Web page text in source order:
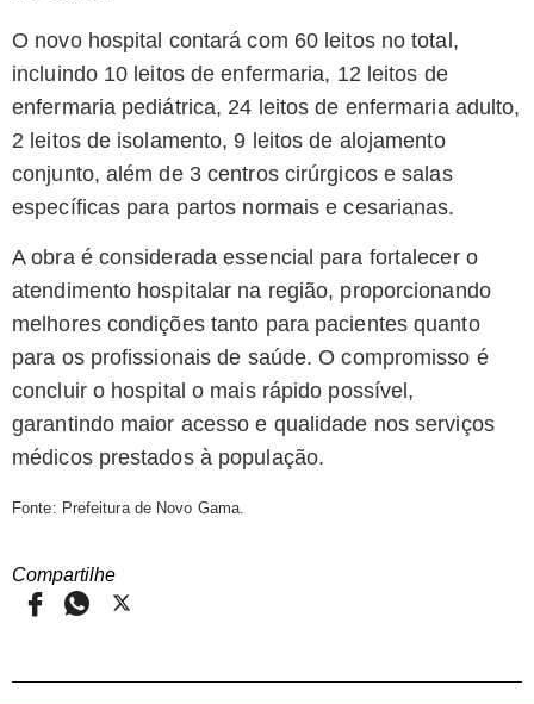
O novo hospital contará com 60 leitos no total,
incluindo 10 leitos de enfermaria, 12 leitos de
enfermaria pediátrica, 24 leitos de enfermaria adulto,
2 leitos de isolamento, 9 leitos de alojamento
conjunto, além de 3 centros cirúrgicos e salas
específicas para partos normais e cesarianas.
A obra é considerada essencial para fortalecer o
atendimento hospitalar na região, proporcionando
melhores condições tanto para pacientes quanto
para os profissionais de saúde. O compromisso é
concluir o hospital o mais rápido possível,
garantindo maior acesso e qualidade nos serviços
médicos prestados à população.
Fonte: Prefeitura de Novo Gama.
Compartilhe